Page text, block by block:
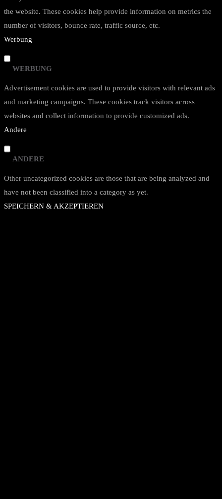
the website. These cookies help provide information on metrics the
number of visitors, bounce rate, traffic source, etc.
Werbung
WERBUNG
Advertisement cookies are used to provide visitors with relevant ads
and marketing campaigns. These cookies track visitors across
websites and collect information to provide customized ads.
Andere
ANDERE
Other uncategorized cookies are those that are being analyzed and
have not been classified into a category as yet.
SPEICHERN & AKZEPTIEREN